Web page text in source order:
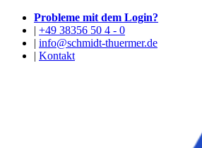
Probleme mit dem Login?
| +49 38356 50 4 - 0
| info@schmidt-thuermer.de
| Kontakt